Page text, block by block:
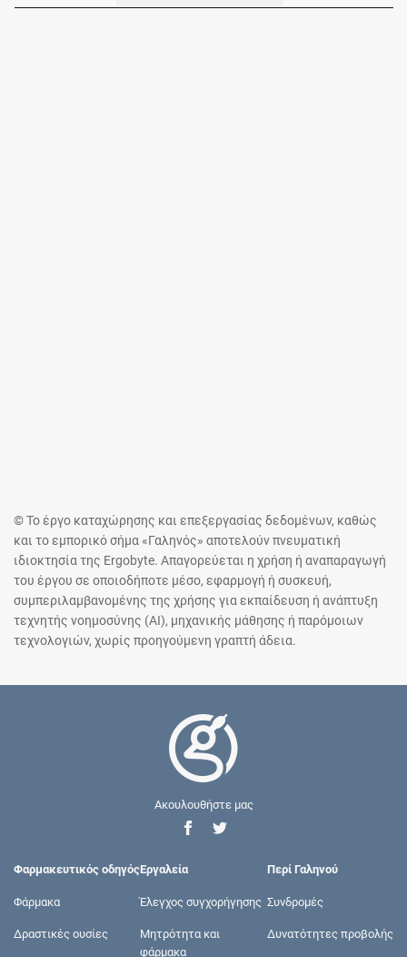
© Το έργο καταχώρησης και επεξεργασίας δεδομένων, καθώς
και το εμπορικό σήμα «Γαληνός» αποτελούν πνευματική
ιδιοκτησία της Ergobyte. Απαγορεύεται η χρήση ή αναπαραγωγή
του έργου σε οποιοδήποτε μέσο, εφαρμογή ή συσκευή,
συμπεριλαμβανομένης της χρήσης για εκπαίδευση ή ανάπτυξη
τεχνητής νοημοσύνης (AI), μηχανικής μάθησης ή παρόμοιων
τεχνολογιών, χωρίς προηγούμενη γραπτή άδεια.
Ακουλουθήστε μας
Φαρμακευτικός οδηγός
Φάρμακα
Δραστικές ουσίες
Εργαλεία
Έλεγχος συγχορήγησης
Μητρότητα και
φάρμακα
Περί Γαληνού
Συνδρομές
Δυνατότητες προβολής